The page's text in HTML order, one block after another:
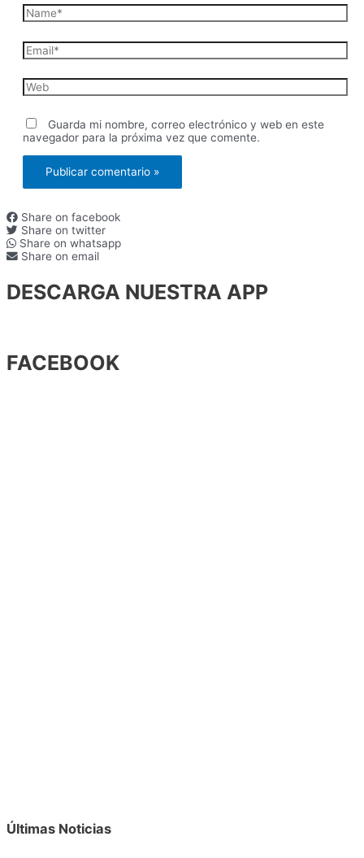
Name*
Email*
Web
Guarda mi nombre, correo electrónico y web en este
navegador para la próxima vez que comente.
Share on facebook
Share on twitter
Share on whatsapp
Share on email
DESCARGA NUESTRA APP
FACEBOOK
Últimas Noticias